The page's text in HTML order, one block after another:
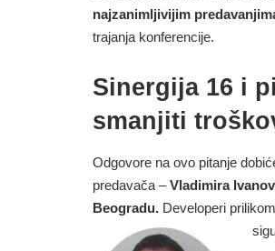
najzanimljivijim
trajanja konferencije.
Sinergija 16 i
smanjiti
Odgovore na ovo pitanje
predavača –Vladimira
Beogradu. Developeri